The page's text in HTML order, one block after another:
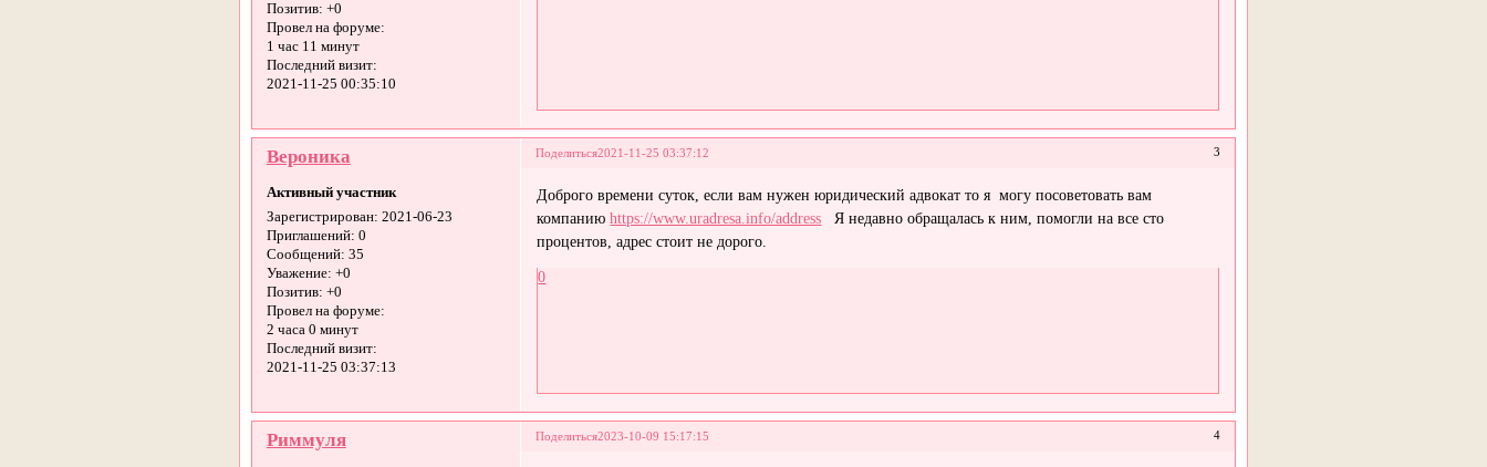
Позитив: +0
Провел на форуме:
1 час 11 минут
Последний визит:
2021-11-25 00:35:10
Поделиться 3
2021-11-25 03:37:12
Вероника
Активный участник
Зарегистрирован: 2021-06-23
Приглашений: 0
Сообщений: 35
Уважение: +0
Позитив: +0
Провел на форуме:
2 часа 0 минут
Последний визит:
2021-11-25 03:37:13
Доброго времени суток, если вам нужен юридический адвокат то я могу посоветовать вам
компаниюhttps://www.uradresa.info/address Я недавно обращалась к ним, помогли на все сто
процентов, адрес стоит не дорого.
0
Поделиться 4
2023-10-09 15:17:15
Риммуля